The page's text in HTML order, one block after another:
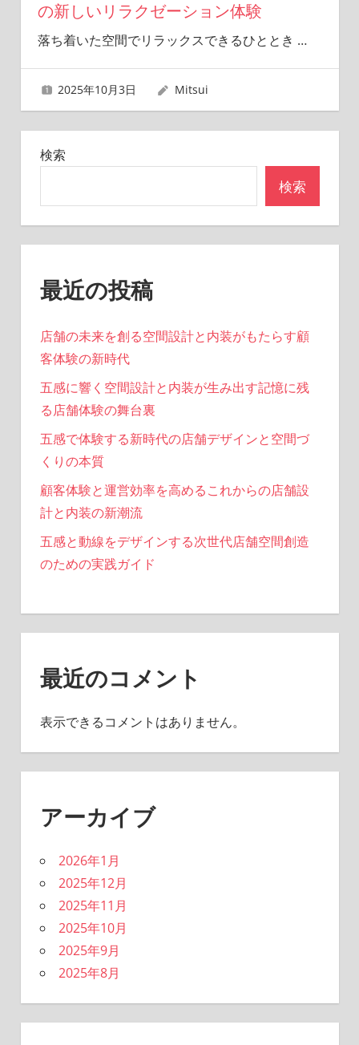
の新しいリラクゼーション体験
落ち着いた空間でリラックスできるひととき …
2025年10月3日 Mitsui
検索
検索
最近の投稿
店舗の未来を創る空間設計と内装がもたらす顧
客体験の新時代
五感に響く空間設計と内装が生み出す記憶に残
る店舗体験の舞台裏
五感で体験する新時代の店舗デザインと空間づ
くりの本質
顧客体験と運営効率を高めるこれからの店舗設
計と内装の新潮流
五感と動線をデザインする次世代店舗空間創造
のための実践ガイド
最近のコメント
表示できるコメントはありません。
アーカイブ
2026年1月
2025年12月
2025年11月
2025年10月
2025年9月
2025年8月